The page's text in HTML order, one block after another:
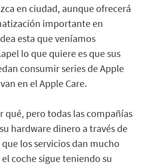
en ciudad, aunque ofrecerá
importante en
esta que veníamos
lo que quiere es que sus
consumir series de Apple
en el Apple Care.
qué, pero todas las compañías
hardware dinero a través de
los servicios dan mucho
coche sigue teniendo su